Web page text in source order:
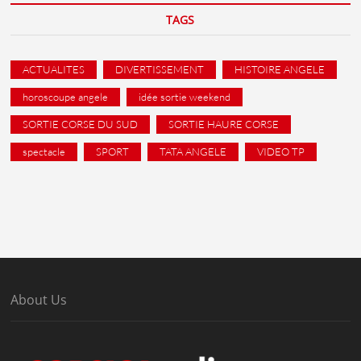
TAGS
ACTUALITES DIVERTISSEMENT HISTOIRE ANGELE
horoscoupe angele idée sortie weekend
SORTIE CORSE DU SUD SORTIE HAURE CORSE
spectacle SPORT TATA ANGELE VIDEO TP
About Us